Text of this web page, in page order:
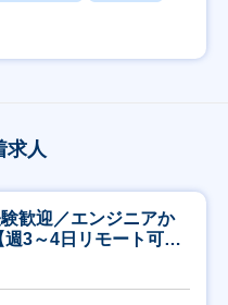
求人
歓迎／エンジニアか
3～4日リモート可